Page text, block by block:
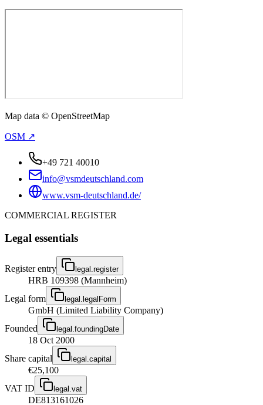
Map data © OpenStreetMap
OSM ↗
+49 721 40010
info@vsmdeutschland.com
www.vsm-deutschland.de/
COMMERCIAL REGISTER
Legal essentials
Register entry legal.register
HRB 109398 (Mannheim)
Legal form
legal.legalForm
GmbH (Limited Liability Company)
Founded
legal.foundingDate
18 Oct 2000
Share capital
legal.capital
€25,100
VAT ID
legal.vat
DE813161026